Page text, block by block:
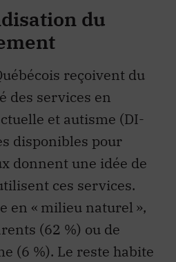
du
reçoivent du
des services en
et autisme (DI-
disponibles pour
donnent une idée de
ces services.
en « milieu naturel »,
(62 %) ou de
(6 %). Le reste habite